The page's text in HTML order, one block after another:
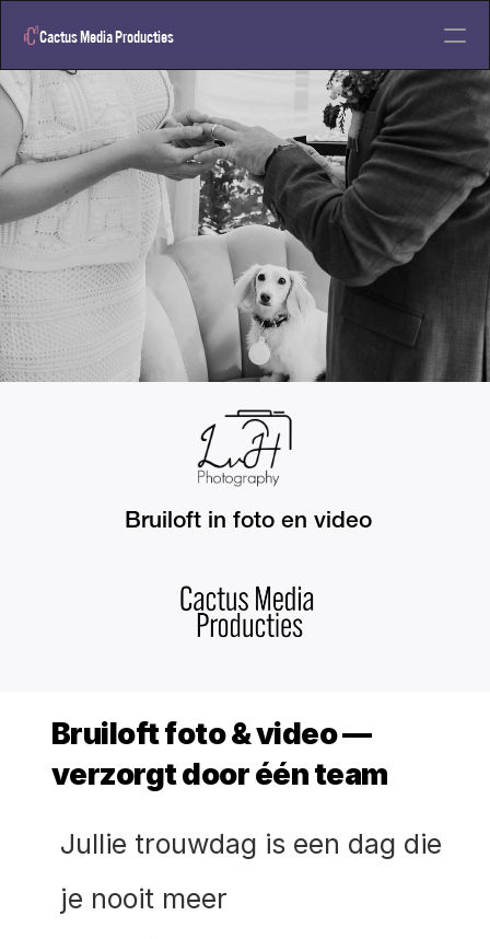
Cactus Media Producties
Neem contact op
Home
Design
Videodiensten
Designdiesten
Bruiloft in foto en video
Bruiloft foto & video —
verzorgt door één team
Jullie trouwdag is een dag die
je nooit meer